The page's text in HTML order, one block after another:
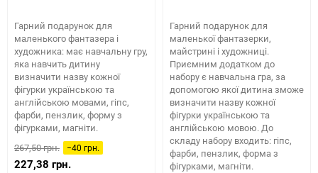
Гарний подарунок для
маленького фантазера і
художника: має навчальну гру,
яка навчить дитину
визначити назву кожної
фігурки українською та
англійською мовами, гіпс,
фарби, пензлик, форму з
фігурками, магніти.
267,50 грн.
−40 грн.
227,38 грн.
Гарний подарунок для
маленької фантазерки,
майстрині і художниці.
Приємним додатком до
набору є навчальна гра, за
допомогою якої дитина зможе
визначити назву кожної
фігурки українською та
англійською мовою. До
складу набору входить: гіпс,
фарби, пензлик, форма з
фігурками, магніти.